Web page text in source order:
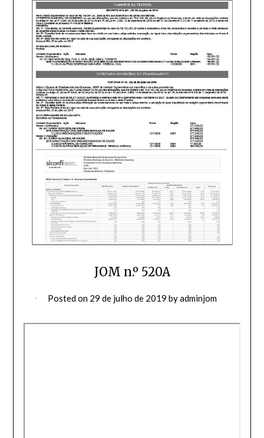
JOM n.º 520A
Posted on 29 de julho de 2019 byadminjom